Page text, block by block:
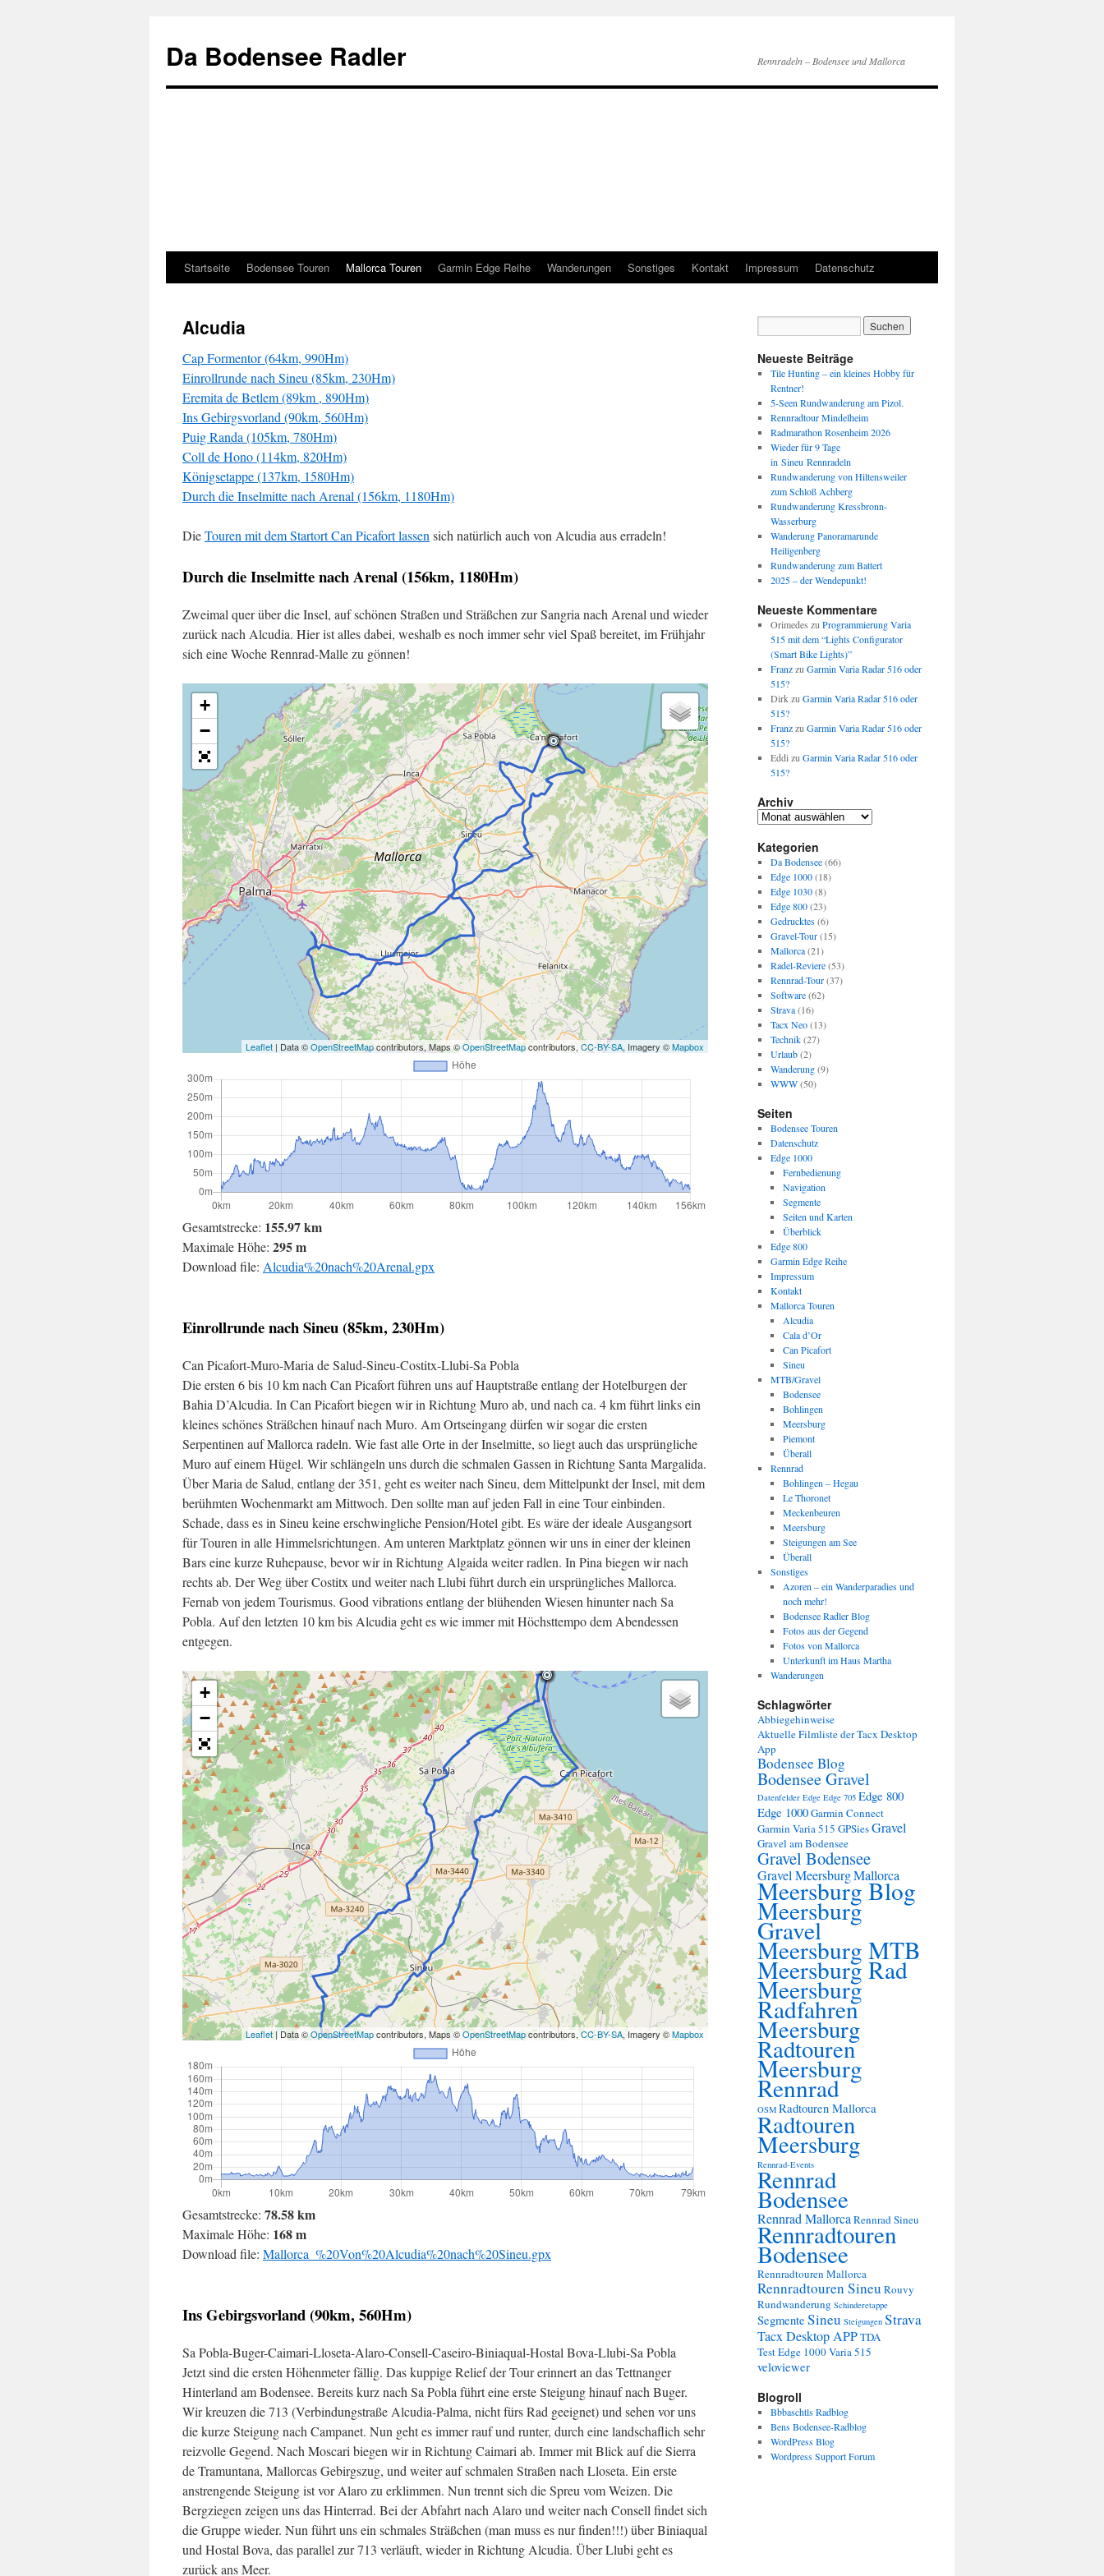
springen
Da Bodensee Radler Rennradeln – Bodensee und Mallorca
Startseite Bodensee Touren Mallorca Touren Garmin Edge Reihe Wanderungen Sonstiges Kontakt Impressum Datenschutz
Alcudia
Cap Formentor (64km, 990Hm)
Einrollrunde nach Sineu (85km, 230Hm)
Eremita de Betlem (89km , 890Hm)
Ins Gebirgsvorland (90km, 560Hm)
Puig Randa (105km, 780Hm)
Coll de Hono (114km, 820Hm)
Königsetappe (137km, 1580Hm)
Durch die Inselmitte nach Arenal (156km, 1180Hm)
DieTouren mit dem Startort Can Picafort lassen sich natürlich auch von Alcudia aus erradeln!
Durch die Inselmitte nach Arenal (156km, 1180Hm)
Zweimal quer über die Insel, auf schönen Straßen und Sträßchen zur Sangria nach Arenal und wieder
zurück nach Alcudia. Hier ist alles dabei, weshalb es noch immer sehr viel Spaß bereitet, im Frühjahr
sich eine Woche Rennrad-Malle zu gönnen!
+
−
Leaflet | Data ©OpenStreetMapcontributors, Maps ©OpenStreetMapcontributors, CC-BY-SA, Imagery ©Mapbox
Gesamtstrecke: 155.97 km
Maximale Höhe: 295 m
Download file: Alcudia%20nach%20Arenal.gpx
Einrollrunde nach Sineu (85km, 230Hm)
Can Picafort-Muro-Maria de Salud-Sineu-Costitx-Llubi-Sa Pobla
Die ersten 6 bis 10 km nach Can Picafort führen uns auf Hauptstraße entlang der Hotelburgen der
Bahia D’Alcudia. In Can Picafort biegen wir in Richtung Muro ab, und nach ca. 4 km führt links ein
kleines schönes Sträßchen hinauf nach Muro. Am Ortseingang dürfen wir sogar die ersten
Serpentinen auf Mallorca radeln. Wie fast alle Orte in der Inselmitte, so liegt auch das ursprüngliche
Muro auf einem Hügel. Wir schlängeln uns durch die schmalen Gassen in Richtung Santa Margalida.
Über Maria de Salud, entlang der 351, geht es weiter nach Sineu, dem Mittelpunkt der Insel, mit dem
berühmten Wochenmarkt am Mittwoch. Den sollte man auf jeden Fall in eine Tour einbinden.
Schade, dass es in Sineu keine erschwingliche Pension/Hotel gibt. Es wäre der ideale Ausgangsort
für Touren in alle Himmelsrichtungen. Am unteren Marktplatz gönnen wir uns in einer der kleinen
Bars eine kurze Ruhepause, bevor wir in Richtung Algaida weiter radlen. In Pina biegen wir nach
rechts ab. Der Weg über Costitx und weiter nach Llubi führt durch ein ursprüngliches Mallorca.
Fernab von jedem Tourismus. Good vibrations entlang der blühenden Wiesen hinunter nach Sa
Pobla. Auf den letzten 10 km bis Alcudia geht es wie immer mit Höchsttempo dem Abendessen
entgegen.
+
−
Leaflet | Data ©OpenStreetMapcontributors, Maps ©OpenStreetMapcontributors, CC-BY-SA, Imagery ©Mapbox
Gesamtstrecke: 78.58 km
Maximale Höhe: 168 m
Download file: Mallorca_%20Von%20Alcudia%20nach%20Sineu.gpx
Ins Gebirgsvorland (90km, 560Hm)
Sa Pobla-Buger-Caimari-Lloseta-Alaro-Consell-Caseiro-Biniaqual-Hostal Bova-Llubi-Sa Pobla
Jetzt sind die ersten Höhenmeter fällig. Das kuppige Relief der Tour erinnert an das Tettnanger
Hinterland am Bodensee. Bereits kurz nach Sa Pobla führt eine erste Steigung hinauf nach Buger.
Wir kreuzen die 713 (Verbindungstraße Alcudia-Palma, nicht fürs Rad geeignet) und sehen vor uns
die kurze Steigung nach Campanet. Nun geht es immer rauf und runter, durch eine landschaflich sehr
reizvolle Gegend. Nach Moscari biegen wir in Richtung Caimari ab. Immer mit Blick auf die Sierra
de Tramuntana, Mallorcas Gebirgszug, und weiter auf schmalen Straßen nach Lloseta. Ein erste
anstrengende Steigung ist vor Alaro zu erklimmen. Nun trennt sich die Spreu vom Weizen. Die
Bergziegen zeigen uns das Hinterrad. Bei der Abfahrt nach Alaro und weiter nach Consell findet sich
die Gruppe wieder. Nun führt uns ein schmales Sträßchen (man muss es nur finden!!!) über Biniaqual
und Hostal Bova, das parallel zur 713 verläuft, wieder in Richtung Alcudia. Über Llubi geht es
zurück ans Meer.
Neueste Beiträge
Tile Hunting – ein kleines Hobby für
Rentner!
5-Seen Rundwanderung am Pizol.
Rennradtour Mindelheim
Radmarathon Rosenheim 2026
Wieder für 9 Tage
in Sineu Rennradeln
Rundwanderung von Hiltensweiler
zum Schloß Achberg
Rundwanderung Kressbronn-
Wasserburg
Wanderung Panoramarunde
Heiligenberg
Rundwanderung zum Battert
2025 – der Wendepunkt!
Neueste Kommentare
Orimedes zu Programmierung Varia
515 mit dem “Lights Configurator
(Smart Bike Lights)”
Franzzu Garmin Varia Radar 516 oder
515?
Dirkzu Garmin Varia Radar 516 oder
515?
Franzzu Garmin Varia Radar 516 oder
515?
Eddi zu Garmin Varia Radar 516 oder
515?
Archiv
Archiv
Kategorien
Da Bodensee(66)
Edge 1000(18)
Edge 1030(8)
Edge 800(23)
Gedrucktes(6)
Gravel-Tour(15)
Mallorca(21)
Radel-Reviere(53)
Rennrad-Tour(37)
Software(62)
Strava(16)
Tacx Neo(13)
Technik(27)
Urlaub(2)
Wanderung(9)
WWW(50)
Seiten
Bodensee Touren
Datenschutz
Edge 1000
Fernbedienung
Navigation
Segmente
Seiten und Karten
Überblick
Edge 800
Garmin Edge Reihe
Impressum
Kontakt
Mallorca Touren
Alcudia
Cala d’Or
Can Picafort
Sineu
MTB/Gravel
Bodensee
Bohlingen
Meersburg
Piemont
Überall
Rennrad
Bohlingen – Hegau
Le Thoronet
Meckenbeuren
Meersburg
Steigungen am See
Überall
Sonstiges
Azoren – ein Wanderparadies und
noch mehr!
Bodensee Radler Blog
Fotos aus der Gegend
Fotos von Mallorca
Unterkunft im Haus Martha
Wanderungen
Schlagwörter
Abbiegehinweise
Aktuelle Filmliste der Tacx Desktop
App
Bodensee Blog
Bodensee Gravel
Datenfelder Edge Edge 705 Edge 800
Edge 1000Garmin Connect
Garmin Varia 515 GPSiesGravel
Gravel am Bodensee
Gravel Bodensee
Gravel MeersburgMallorca
Meersburg Blog
Meersburg
Gravel
Meersburg MTB
Meersburg Rad
Meersburg
Radfahren
Meersburg
Radtouren
Meersburg
Rennrad
OSM Radtouren Mallorca
Radtouren
Meersburg
Rennrad-Events
Rennrad
Bodensee
Rennrad MallorcaRennrad Sineu
Rennradtouren
Bodensee
Rennradtouren Mallorca
Rennradtouren Sineu Rouvy
Rundwanderung Schinderetappe
Segmente Sineu Steigungen Strava
Tacx Desktop APPTDA
Test Edge 1000Varia 515
veloviewer
Blogroll
Bbbaschtls Radblog
Bens Bodensee-Radblog
WordPress Blog
Wordpress Support Forum